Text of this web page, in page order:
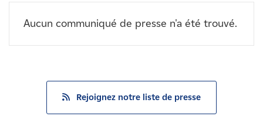
Aucun communiqué de presse n'a été trouvé.
Rejoignez notre liste de presse